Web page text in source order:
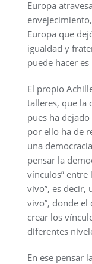
Europa
Europa que
igualdad y
puede hacer
El propio
talleres, que la
pues ha dejado
por ello ha de
una
pensar la
vínculos” entre
vivo”, es decir,
vivo”, donde
crear los
diferentes
En ese pensar